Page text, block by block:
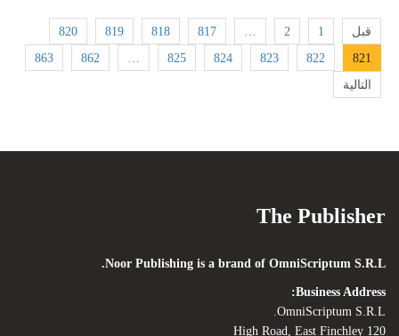
قبل 1
2
…
817
818
819
820
821
822
823
824
825
…
862
863
التالية
The Publisher
Noor Publishing is a brand of OmniScriptum S.R.L.
Business Address:
OmniScriptum S.R.L.
120 High Road, East Finchley